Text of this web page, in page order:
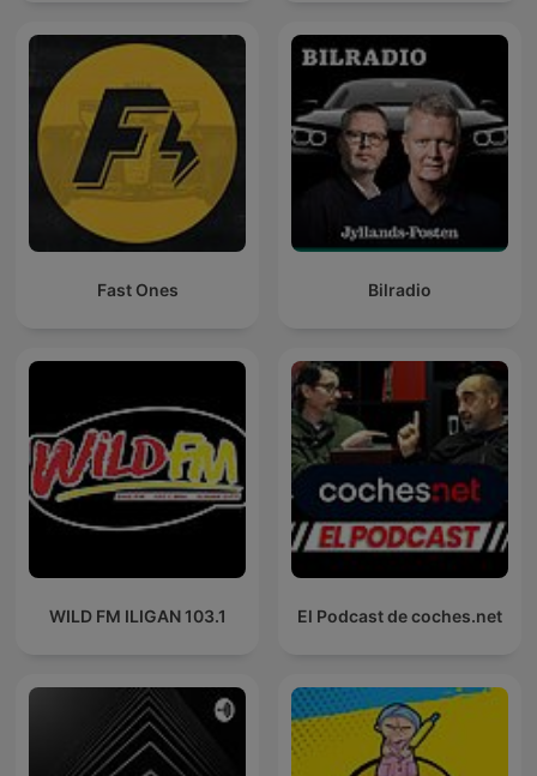
Fast Ones Bilradio
WILD FM ILIGAN 103.1 El Podcast de coches.net